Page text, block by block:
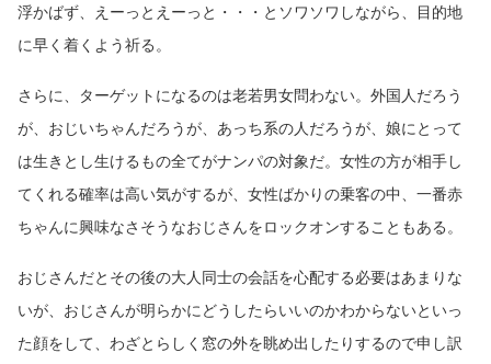
浮かばず、えーっとえーっと・・・とソワソワしながら、目的地
に早く着くよう祈る。
さらに、ターゲットになるのは老若男女問わない。外国人だろう
が、おじいちゃんだろうが、あっち系の人だろうが、娘にとって
は生きとし生けるもの全てがナンパの対象だ。女性の方が相手し
てくれる確率は高い気がするが、女性ばかりの乗客の中、一番赤
ちゃんに興味なさそうなおじさんをロックオンすることもある。
おじさんだとその後の大人同士の会話を心配する必要はあまりな
いが、おじさんが明らかにどうしたらいいのかわからないといっ
た顔をして、わざとらしく窓の外を眺め出したりするので申し訳